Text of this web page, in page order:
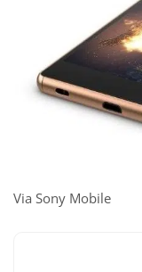
Via Sony Mobile